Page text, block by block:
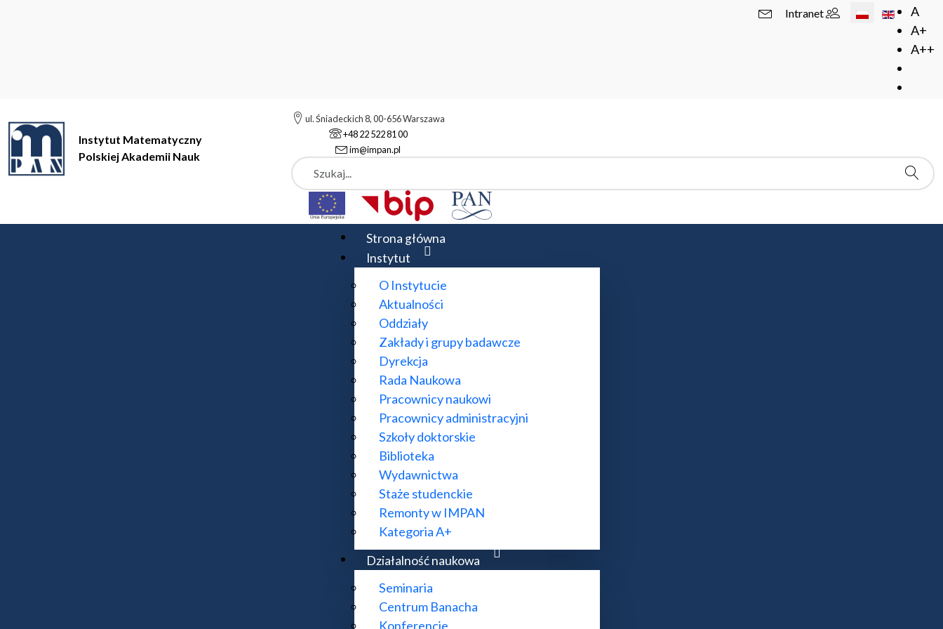
A
A+
A++
Wybierz swój język
Intranet
Instytut Matematyczny
Polskiej Akademii Nauk
ul. Śniadeckich 8, 00-656 Warszawa
+48 22 522 81 00
im@impan.pl
Szukaj
Strona główna
Instytut
O Instytucie
Aktualności
Oddziały
Zakłady i grupy badawcze
Dyrekcja
Rada Naukowa
Pracownicy naukowi
Pracownicy administracyjni
Szkoły doktorskie
Biblioteka
Wydawnictwa
Staże studenckie
Remonty w IMPAN
Kategoria A+
Działalność naukowa
Seminaria
Centrum Banacha
Konferencje
Instytut Matematyczny Polskiej Akademii Nauk Oferty pracy Konkursy zakończone
Konkursy zakończone
Konkurs na stypendium doktoranckie w projekcie NCN Maestro